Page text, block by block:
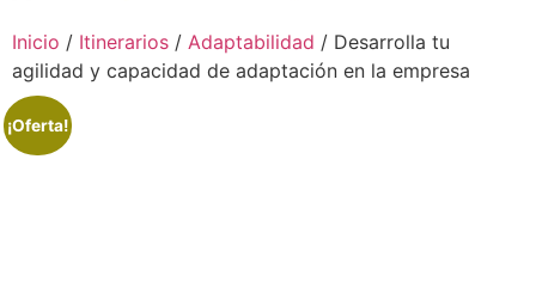
Inicio / Itinerarios / Adaptabilidad / Desarrolla tu
agilidad y capacidad de adaptación en la empresa
¡Oferta!